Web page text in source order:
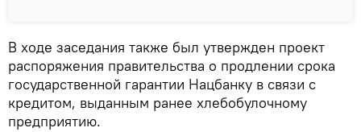
В ходе заседания также был утвержден проект
распоряжения правительства о продлении срока
государственной гарантии Нацбанку в связи с
кредитом, выданным ранее хлебобулочному
предприятию.